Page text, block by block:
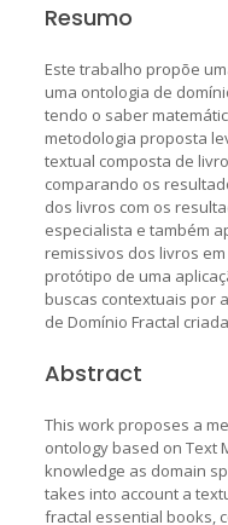
Resumo
Este trabalho propõe
uma ontologia de
tendo o saber
metodologia proposta
textual composta de
comparando os
dos livros com os
especialista e também
remissivos dos livros
protótipo de uma
buscas contextuais por
de Domínio Fractal
Abstract
This work proposes a
ontology based on Text
knowledge as domain
takes into account a
fractal essential books,